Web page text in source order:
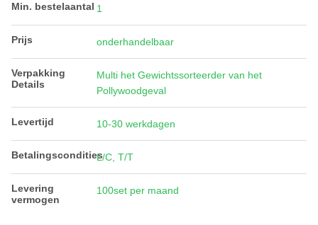
Min. bestelaantal 1
Prijs onderhandelbaar
Verpakking
Details
Multi het Gewichtssorteerder van het
Pollywoodgeval
Levertijd 10-30 werkdagen
BetalingsconditiesL/C, T/T
Levering
vermogen
100set per maand